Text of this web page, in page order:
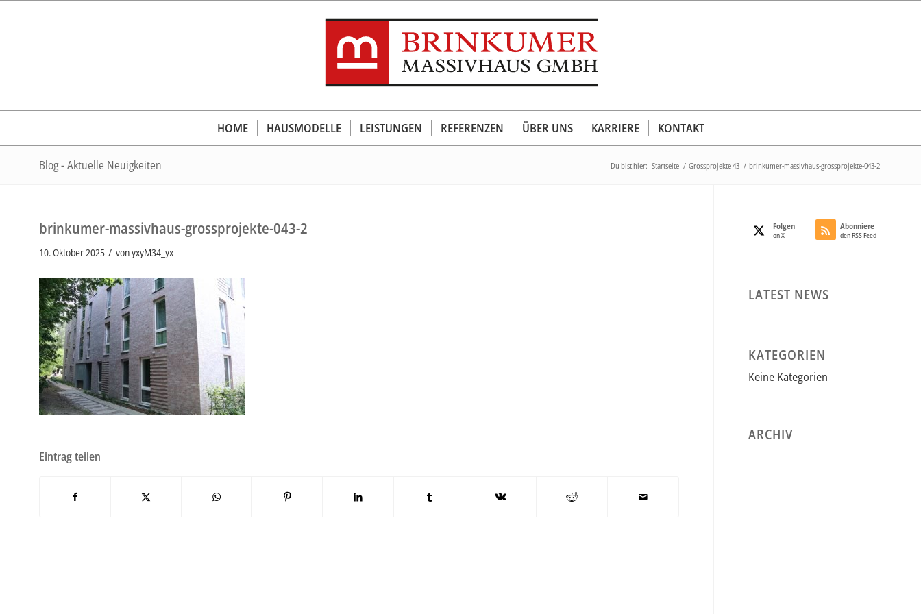
HOME HAUSMODELLE LEISTUNGEN REFERENZEN ÜBER UNS KARRIERE KONTAKT
Blog - Aktuelle Neuigkeiten Du bist hier: Startseite / Grossprojekte 43 / brinkumer-massivhaus-grossprojekte-043-2
brinkumer-massivhaus-grossprojekte-043-2
10. Oktober 2025 / vonyxyM34_yx
Eintrag teilen
Folgen
on X
Abonniere
den RSS Feed
LATEST NEWS
KATEGORIEN
Keine Kategorien
ARCHIV